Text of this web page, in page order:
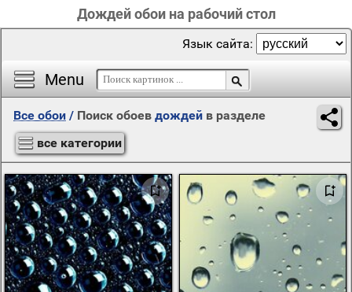
Дождей обои на рабочий стол
Menu
Язык сайта:
Все обои / Поиск обоев дождей в разделе
все категории